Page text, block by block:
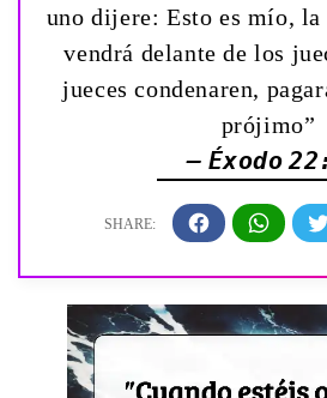
uno dijere: Esto es mío, la
vendrá delante de los
jueces condenaren,
prójimo”
— Éxodo